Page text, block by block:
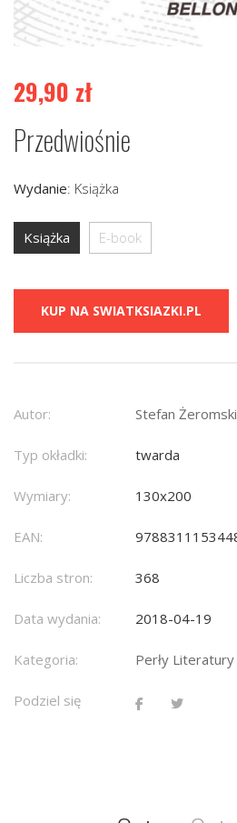
29,90 zł
Przedwiośnie
Wydanie: Książka
Książka E-book
KUP NA SWIATKSIAZKI.PL
Autor: Stefan Żeromski
Typ okładki: twarda
Wymiary: 130x200
EAN:
Liczba stron: 368
Data wydania: 2018-04-19
Kategoria: Perły
Podziel się